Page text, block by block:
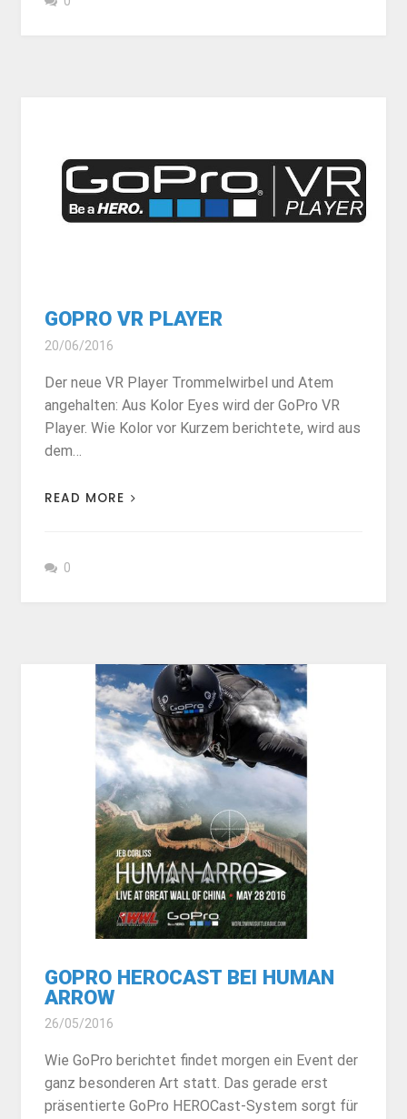
GOPRO VR PLAYER
20/06/2016
Der neue VR Player Trommelwirbel und Atem
angehalten: Aus Kolor Eyes wird der GoPro VR
Player. Wie Kolor vor Kurzem berichtete, wird aus
dem…
READ MORE
0
GOPRO HEROCAST BEI HUMAN
ARROW
26/05/2016
Wie GoPro berichtet findet morgen ein Event der
ganz besonderen Art statt. Das gerade erst
präsentierte GoPro HEROCast-System sorgt für